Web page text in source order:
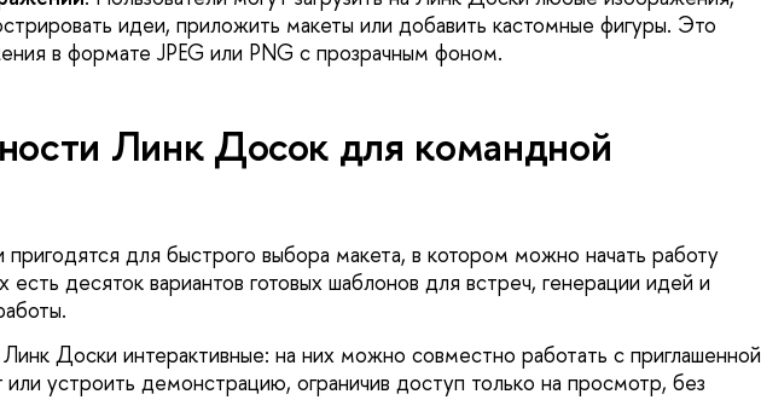
идеи, приложить макеты или добавить кастомные фигуры. Это
в формате JPEG или PNG с прозрачным фоном.
Линк Досок для командной
пригодятся для быстрого выбора макета, в котором можно начать работу
есть десяток вариантов готовых шаблонов для встреч, генерации идей и
Линк Доски интерактивные: на них можно совместно работать с приглашенной
или устроить демонстрацию, ограничив доступ только на просмотр, без